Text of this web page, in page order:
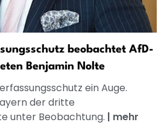
beobachtet AfD-
Benjamin Nolte
ein Auge.
der dritte
unter Beobachtung. | mehr